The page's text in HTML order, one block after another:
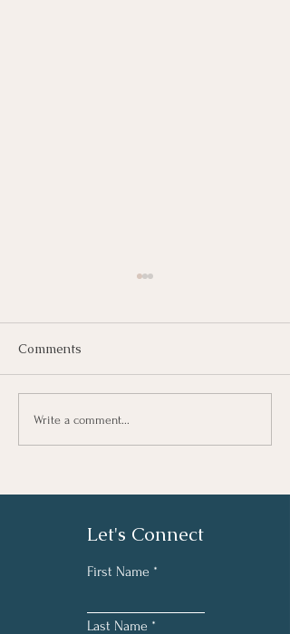
Κατανόηση της
Επαγγελματικής
Comments
Write a comment...
Let's Connect
First Name
Last Name